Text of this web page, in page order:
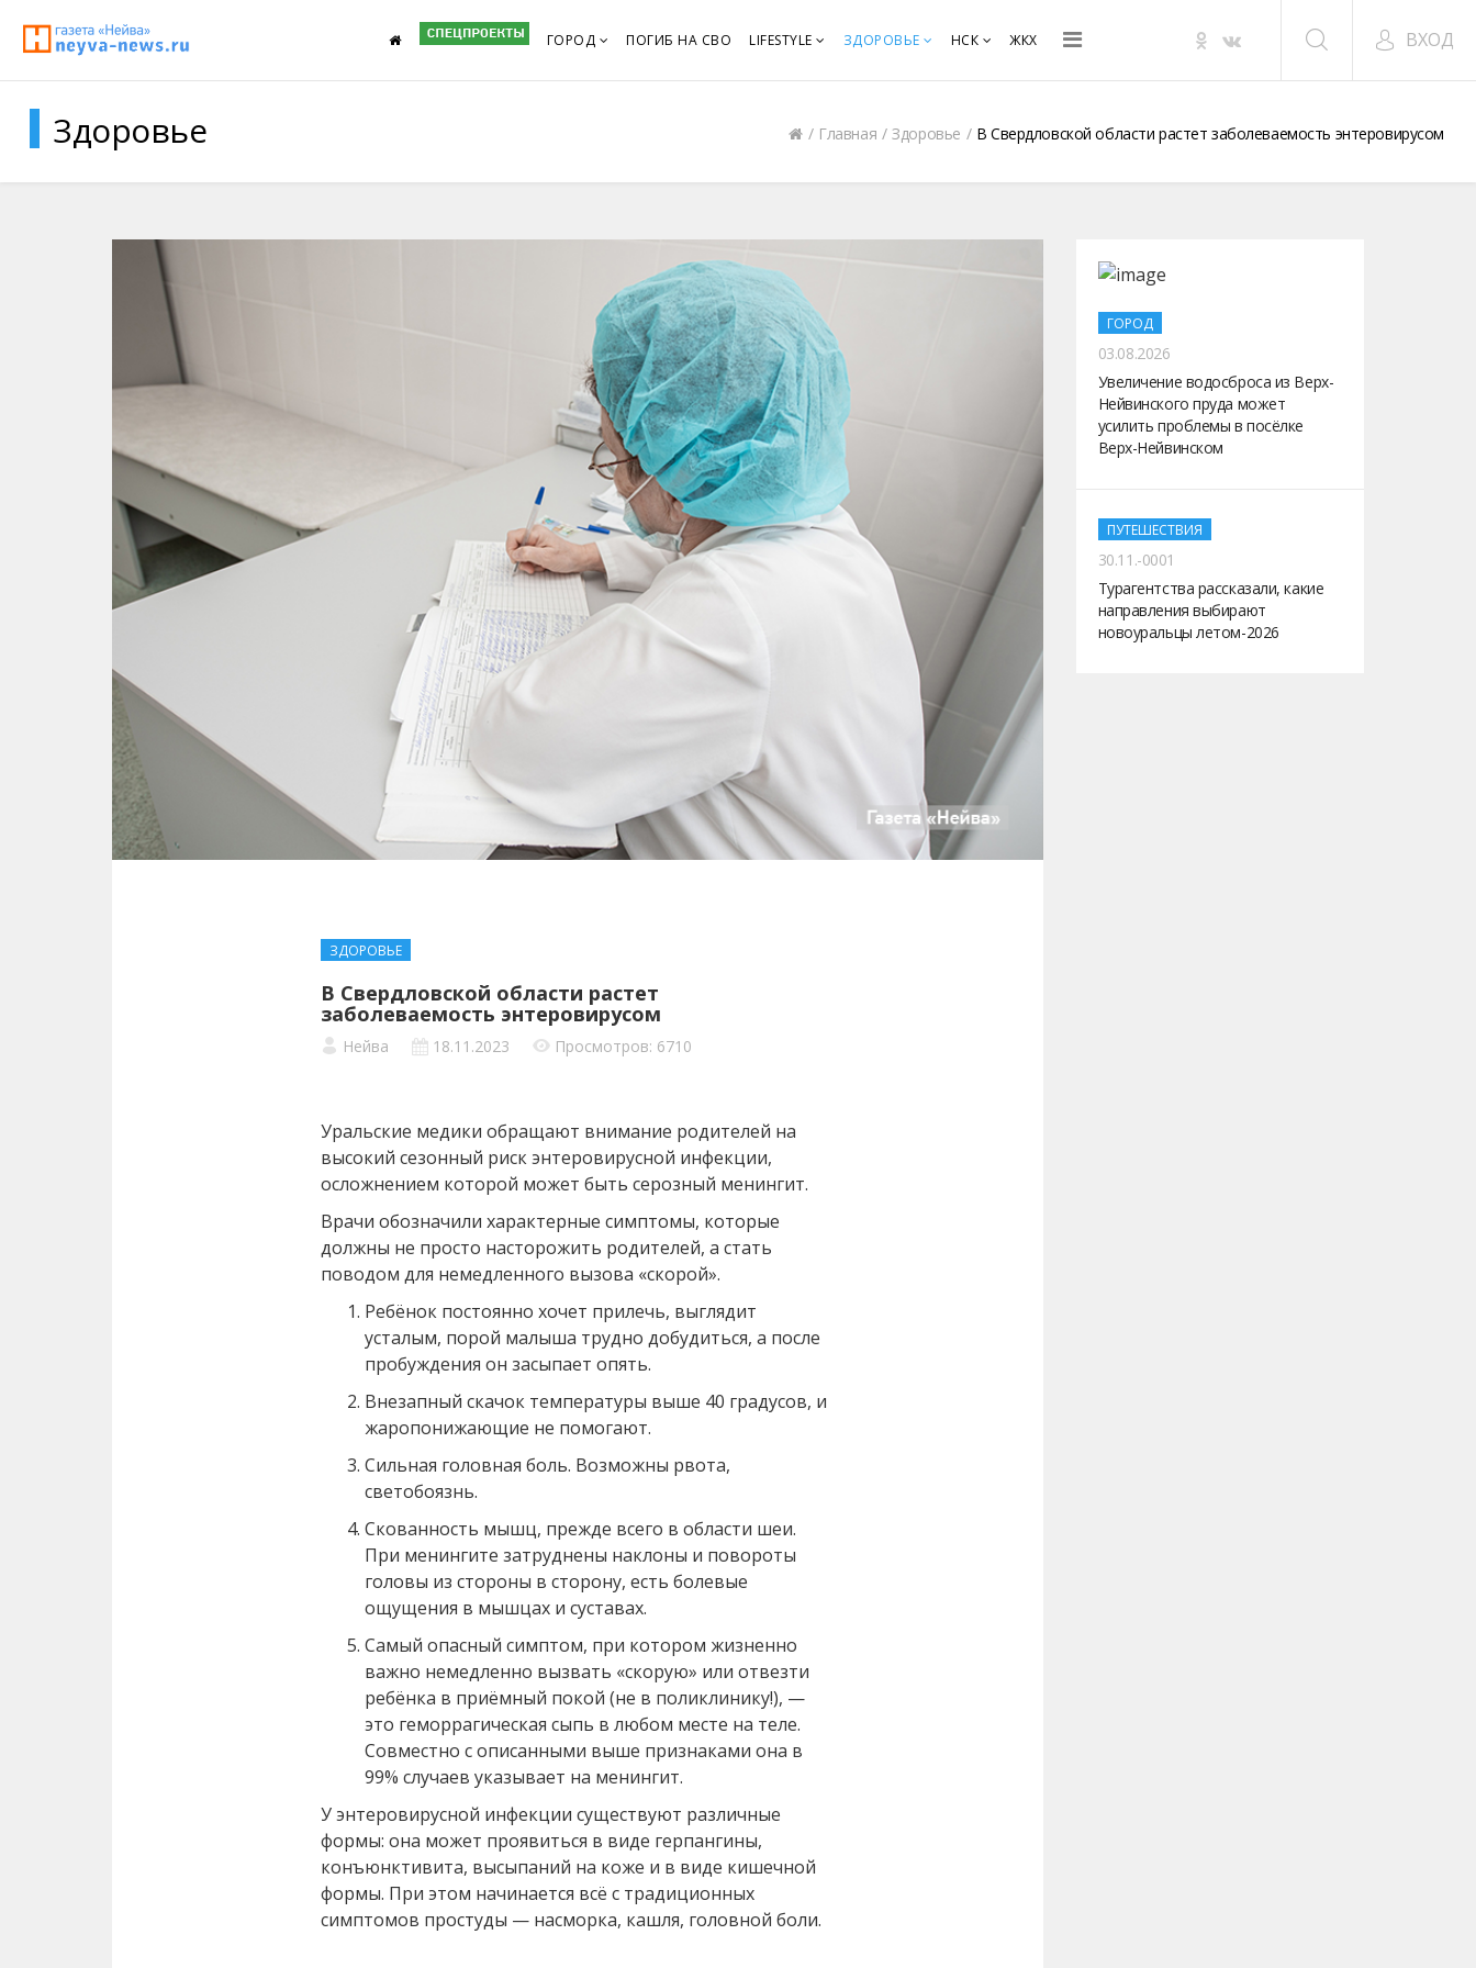
ГОРОД ПОГИБ НА СВО LIFESTYLE ЗДОРОВЬЕ НСК ЖКХ ВХОД
Здоровье Главная Здоровье В Свердловской области растет заболеваемость энтеровирусом
ЗДОРОВЬЕ
В Свердловской области растет
заболеваемость энтеровирусом
Нейва 18.11.2023 Просмотров: 6710
Уральские медики обращают внимание родителей на
высокий сезонный риск энтеровирусной инфекции,
осложнением которой может быть серозный менингит.
Врачи обозначили характерные симптомы, которые
должны не просто насторожить родителей, а стать
поводом для немедленного вызова «скорой».
Ребёнок постоянно хочет прилечь, выглядит
усталым, порой малыша трудно добудиться, а после
пробуждения он засыпает опять.
Внезапный скачок температуры выше 40 градусов, и
жаропонижающие не помогают.
Сильная головная боль. Возможны рвота,
светобоязнь.
Скованность мышц, прежде всего в области шеи.
При менингите затруднены наклоны и повороты
головы из стороны в сторону, есть болевые
ощущения в мышцах и суставах.
Самый опасный симптом, при котором жизненно
важно немедленно вызвать «скорую» или отвезти
ребёнка в приёмный покой (не в поликлинику!), —
это геморрагическая сыпь в любом месте на теле.
Совместно с описанными выше признаками она в
99% случаев указывает на менингит.
У энтеровирусной инфекции существуют различные
формы: она может проявиться в виде герпангины,
конъюнктивита, высыпаний на коже и в виде кишечной
формы. При этом начинается всё с традиционных
симптомов простуды — насморка, кашля, головной боли.
ГОРОД
03.08.2026
Увеличение водосброса из Верх-
Нейвинского пруда может
усилить проблемы в посёлке
Верх-Нейвинском
ПУТЕШЕСТВИЯ
30.11.-0001
Турагентства рассказали, какие
направления выбирают
новоуральцы летом-2026